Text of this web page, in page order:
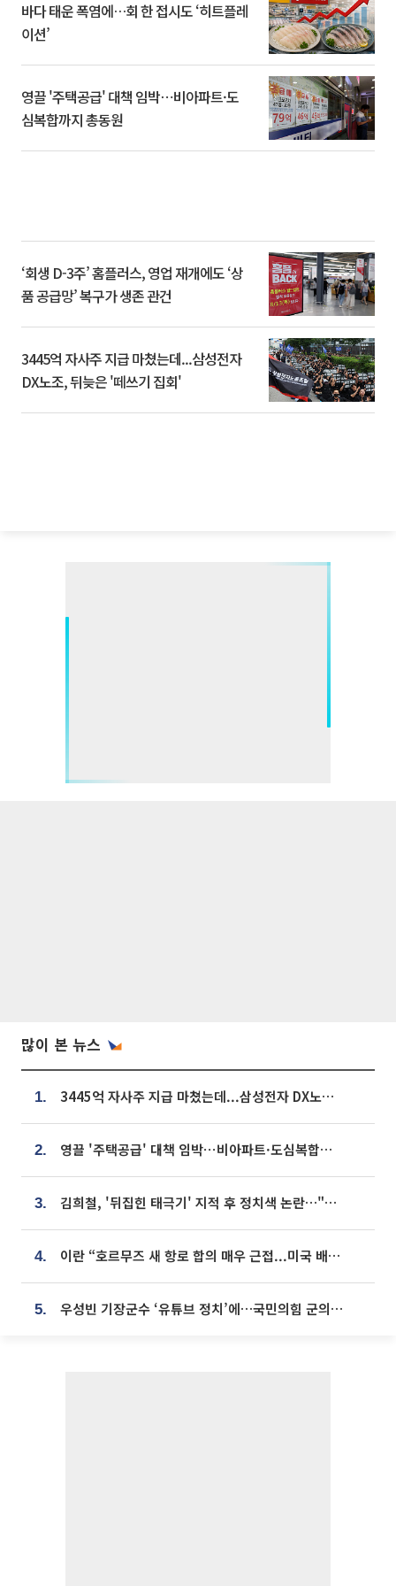
바다 태운 폭염에…회 한 접시도 ‘히트플레
이션’
영끌 '주택공급' 대책 임박⋯비아파트·도
심복합까지 총동원
‘회생 D-3주’ 홈플러스, 영업 재개에도 ‘상
품 공급망’ 복구가 생존 관건
3445억 자사주 지급 마쳤는데...삼성전자
DX노조, 뒤늦은 '떼쓰기 집회'
많이 본 뉴스
1. 3445억 자사주 지급 마쳤는데...삼성전자 DX노조, 뒤늦은 '떼쓰기 집회'
2. 영끌 '주택공급' 대책 임박⋯비아파트·도심복합까지 총동원
3. 김희철, '뒤집힌 태극기' 지적 후 정치색 논란…"좌우 떠나 우리나라 국기"
4. 이란 “호르무즈 새 항로 합의 매우 근접...미국 배상 먼저”
5. 우성빈 기장군수 ‘유튜브 정치’에…국민의힘 군의원들 집단 반발